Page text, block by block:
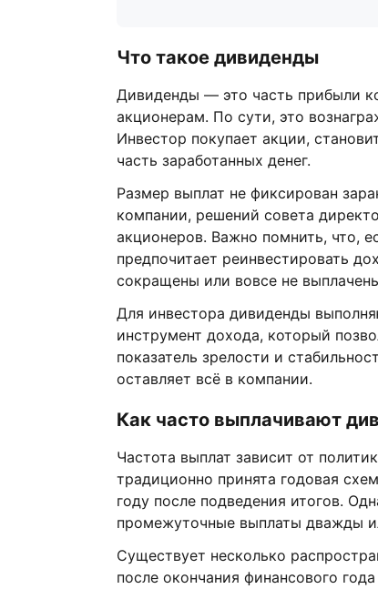
Что такое дивиденды
Дивиденды — это часть прибыли
акционерам. По сути, это
Инвестор покупает акции,
часть заработанных денег.
Размер выплат не фиксирован
компании, решений совета
акционеров. Важно помнить, что,
предпочитает реинвестировать
сокращены или вовсе не
Для инвестора дивиденды
инструмент дохода, который
показатель зрелости и
оставляет всё в компании.
Как часто выплачивают
Частота выплат зависит от
традиционно принята годовая
году после подведения итогов.
промежуточные выплаты дважды
Существует несколько
после окончания финансового